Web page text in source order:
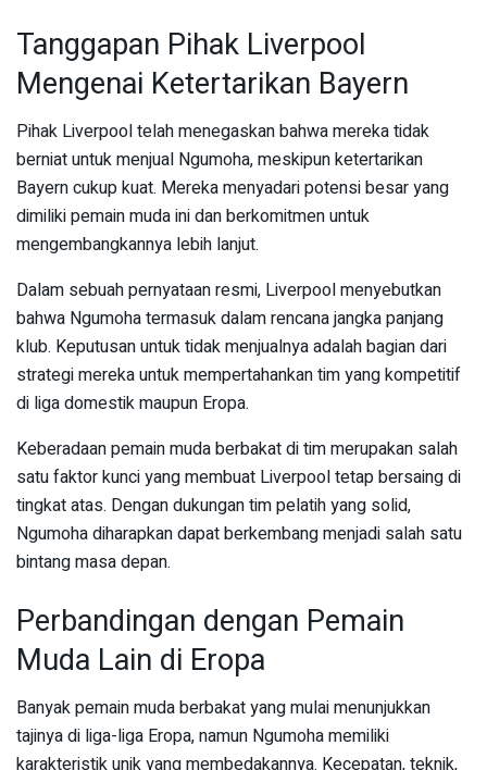
Tanggapan Pihak Liverpool
Mengenai Ketertarikan Bayern
Pihak Liverpool telah menegaskan bahwa mereka tidak
berniat untuk menjual Ngumoha, meskipun ketertarikan
Bayern cukup kuat. Mereka menyadari potensi besar yang
dimiliki pemain muda ini dan berkomitmen untuk
mengembangkannya lebih lanjut.
Dalam sebuah pernyataan resmi, Liverpool menyebutkan
bahwa Ngumoha termasuk dalam rencana jangka panjang
klub. Keputusan untuk tidak menjualnya adalah bagian dari
strategi mereka untuk mempertahankan tim yang kompetitif
di liga domestik maupun Eropa.
Keberadaan pemain muda berbakat di tim merupakan salah
satu faktor kunci yang membuat Liverpool tetap bersaing di
tingkat atas. Dengan dukungan tim pelatih yang solid,
Ngumoha diharapkan dapat berkembang menjadi salah satu
bintang masa depan.
Perbandingan dengan Pemain
Muda Lain di Eropa
Banyak pemain muda berbakat yang mulai menunjukkan
tajinya di liga-liga Eropa, namun Ngumoha memiliki